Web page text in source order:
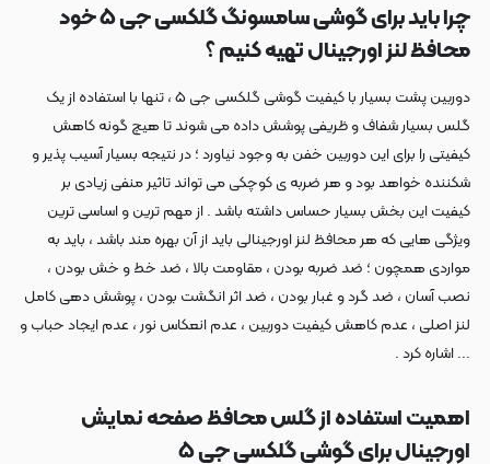
چرا باید برای گوشی سامسونگ گلکسی جی ۵ خود
محافظ لنز اورجینال تهیه کنیم ؟
دوربین پشت بسیار با کیفیت گوشی گلکسی جی ۵ ، تنها با استفاده از یک
گلس بسیار شفاف و ظریفی پوشش داده می شوند تا هیچ گونه کاهش
کیفیتی را برای این دوربین خفن به وجود نیاورد ؛ در نتیجه بسیار آسیب پذیر و
شکننده خواهد بود و هر ضربه ی کوچکی می تواند تاثیر منفی زیادی بر
کیفیت این بخش بسیار حساس داشته باشد . از مهم ترین و اساسی ترین
ویژگی هایی که هر محافظ لنز اورجینالی باید از آن بهره مند باشد ، باید به
مواردی همچون ؛ ضد ضربه بودن ، مقاومت بالا ، ضد خط و خش بودن ،
نصب آسان ، ضد گرد و غبار بودن ، ضد اثر انگشت بودن ، پوشش دهی کامل
لنز اصلی ، عدم کاهش کیفیت دوربین ، عدم انعکاس نور ، عدم ایجاد حباب و
... اشاره کرد .
اهمیت استفاده از گلس محافظ صفحه نمایش
اورجینال برای گوشی گلکسی جی ۵